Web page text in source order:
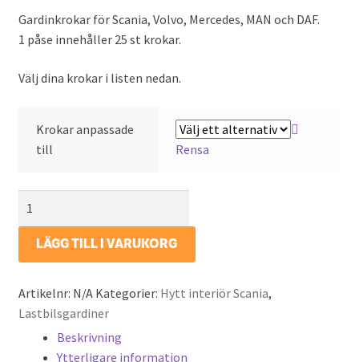
Gardinkrokar för Scania, Volvo, Mercedes, MAN och DAF.
1 påse innehåller 25 st krokar.
Välj dina krokar i listen nedan.
Krokar anpassade
till
Rensa
fönstergardin
-
mängd
LÄGG TILL I VARUKORG
Artikelnr: N/A Kategorier: Hytt interiör Scania,
Lastbilsgardiner
Beskrivning
Ytterligare information